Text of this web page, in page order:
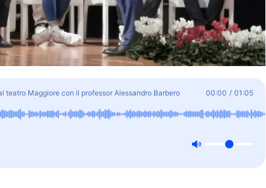
teatro Maggiore con il professor Alessandro Barbero 00:00 / 01:05